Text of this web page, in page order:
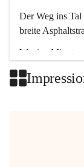
Der Weg ins Tal
breite
Wenige Minuten